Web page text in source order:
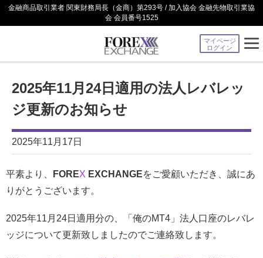
金融商品取引業者 関東財務局長（金商）第293号 / 加入協会 金融先物取引業協
会 会員番号1525
マイページ
ログイン
2025年11月24日適用の法人レバレッ
ジ更新のお知らせ
2025年11月17日
平素より、 FOREX EXCHANGEをご愛顧いただき、誠にあ
りがとうございます。
2025年11月24日適用分の、「俺のMT4」法人口座のレバレ
ッジについて更新致しましたのでご連絡致します。